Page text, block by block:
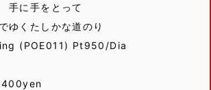
手に手をとって
ゆくたしかな道のり
(POE011) Pt950/Dia